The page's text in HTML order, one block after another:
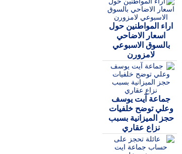
اراء المواطنين حول
اسعار الاضاحي
بالسوق الاسبوعي
لامزورن
جماعة آيت يوسف
وعلي توضح خلفيات
حجز الميزانية بسبب
نزاع عقاري